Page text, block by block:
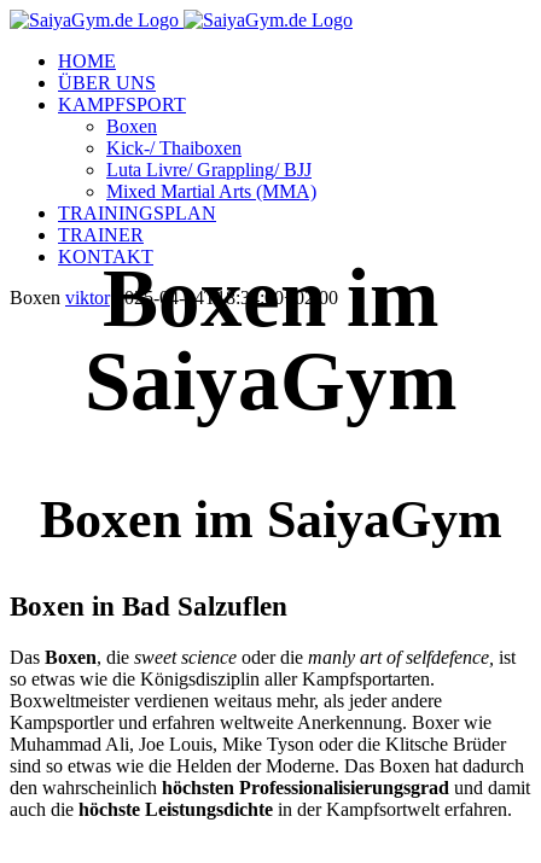
HOME
ÜBER UNS
KAMPFSPORT
Boxen
Kick-/ Thaiboxen
Luta Livre/ Grappling/ BJJ
Mixed Martial Arts (MMA)
TRAININGSPLAN
TRAINER
KONTAKT
Boxen viktor 2025-04-24T18:34:00+02:00
Boxen im
SaiyaGym
Boxen im SaiyaGym
Boxen in Bad Salzuflen
Das Boxen, die sweet science oder die manly art of selfdefence, ist
so etwas wie die Königsdisziplin aller Kampfsportarten.
Boxweltmeister verdienen weitaus mehr, als jeder andere
Kampsportler und erfahren weltweite Anerkennung. Boxer wie
Muhammad Ali, Joe Louis, Mike Tyson oder die Klitsche Brüder
sind so etwas wie die Helden der Moderne. Das Boxen hat dadurch
den wahrscheinlich höchsten Professionalisierungsgrad und damit
auch die höchste Leistungsdichte in der Kampfsortwelt erfahren.